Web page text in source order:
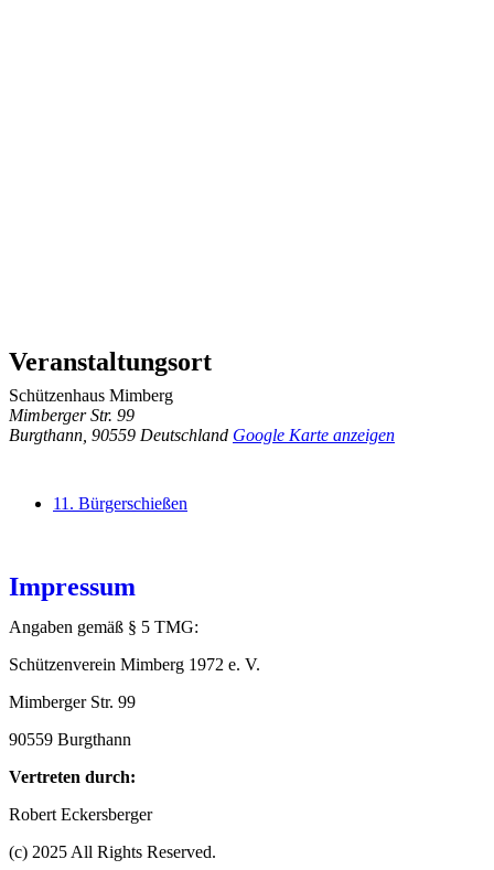
Veranstaltungsort
Schützenhaus Mimberg
Mimberger Str. 99
Burgthann 90559 Deutschland Google Karte anzeigen
11. Bürgerschießen
Impressum
Angaben gemäß § 5 TMG:
Schützenverein Mimberg 1972 e. V.
Mimberger Str. 99
90559 Burgthann
Vertreten durch:
Robert Eckersberger
(c) 2025 All Rights Reserved.